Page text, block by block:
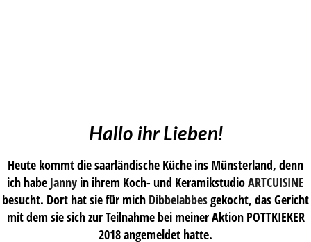
Hallo ihr Lieben!
Heute kommt die saarländische Küche ins Münsterland, denn
ich habe Janny in ihrem Koch- und KeramikstudioARTCUISINE
besucht. Dort hat sie für mich Dibbelabbesgekocht, das Gericht
mit dem sie sich zur Teilnahme bei meiner Aktion POTTKIEKER
2018 angemeldet hatte.